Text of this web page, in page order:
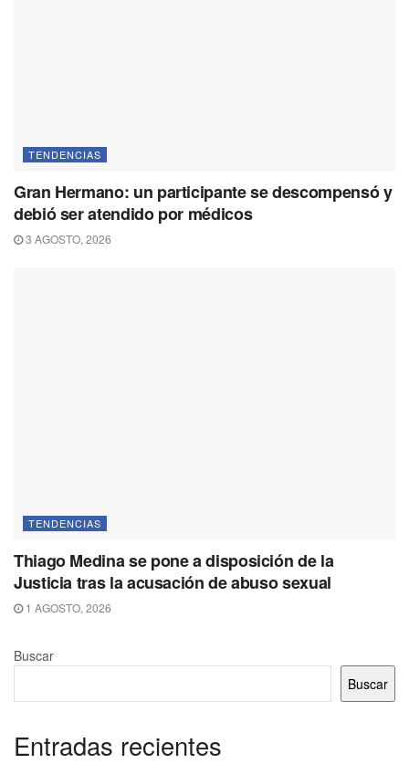
TENDENCIAS
Gran Hermano: un participante se descompensó y
debió ser atendido por médicos
3 AGOSTO, 2026
TENDENCIAS
Thiago Medina se pone a disposición de la
Justicia tras la acusación de abuso sexual
1 AGOSTO, 2026
Buscar
Buscar
Entradas recientes